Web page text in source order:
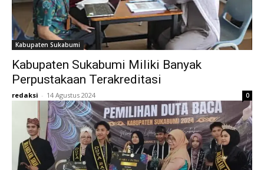
Kabupaten Sukabumi
Kabupaten Sukabumi Miliki Banyak
Perpustakaan Terakreditasi
redaksi - 14 Agustus 2024 0